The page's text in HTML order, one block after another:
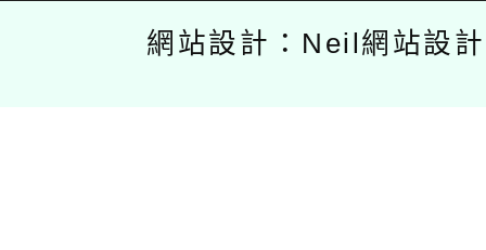
網站設計：Neil網站設